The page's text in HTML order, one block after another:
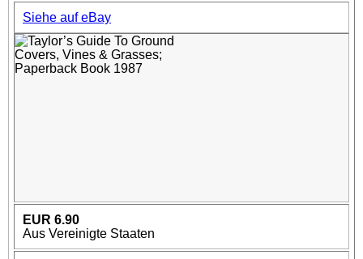
Siehe auf eBay
EUR 6.90
Aus Vereinigte Staaten